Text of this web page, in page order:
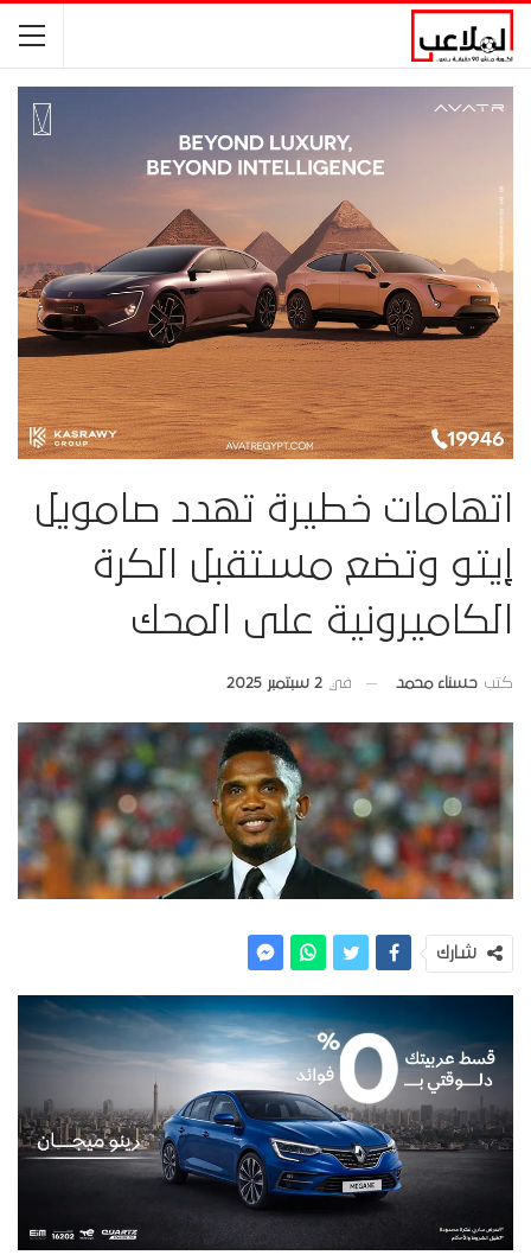
اتهامات خطيرة تهدد صامويل
إيتو وتضع مستقبل الكرة
الكاميرونية على المحك
كتب حسناء محمد في 2 سبتمبر 2025
شارك